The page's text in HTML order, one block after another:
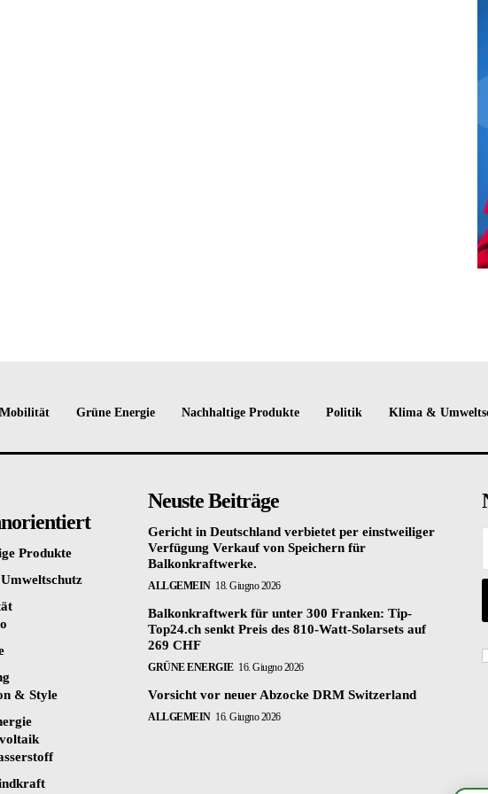
Grüne Energie Nachhaltige Produkte Politik Klima &
Produkte
& Style
Neuste Beiträge
Gericht in Deutschland verbietet per einstweiliger
Verfügung Verkauf von Speichern für
Balkonkraftwerke.
ALLGEMEIN 18. Giugno 2026
Balkonkraftwerk für unter 300 Franken: Tip-
Top24.ch senkt Preis des 810-Watt-Solarsets auf
269 CHF
GRÜNE ENERGIE 16. Giugno 2026
Vorsicht vor neuer Abzocke DRM Switzerland
ALLGEMEIN 16. Giugno 2026